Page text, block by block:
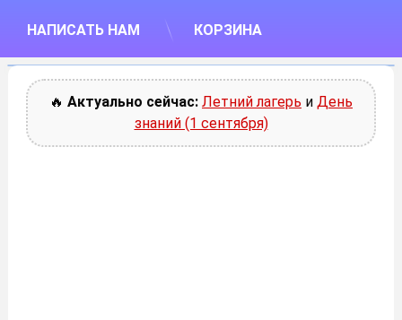
НАПИСАТЬ НАМ КОРЗИНА
🔥 Актуально сейчас: Летний лагерь и День
знаний (1 сентября)